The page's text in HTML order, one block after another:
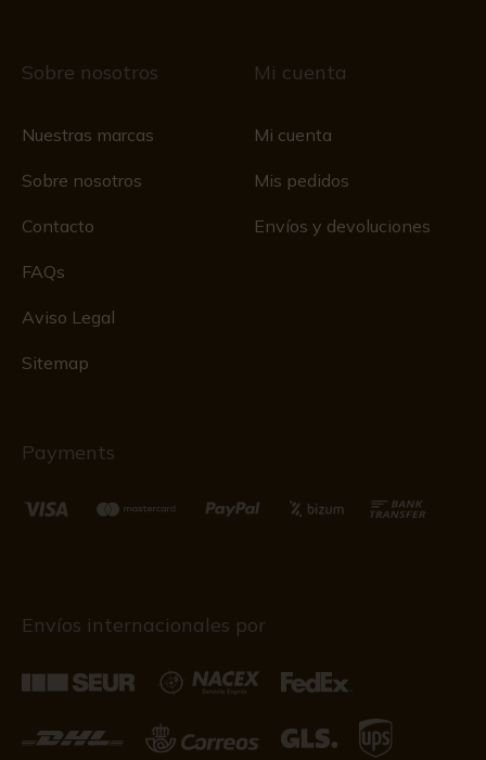
Sobre nosotros
Nuestras marcas
Sobre nosotros
Contacto
FAQs
Aviso Legal
Sitemap
Mi cuenta
Mi cuenta
Mis pedidos
Envíos y devoluciones
Payments
Envíos internacionales por